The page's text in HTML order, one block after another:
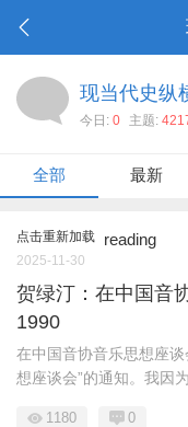
现当代史纵
今日: 0 主题:
全部 最新
点击重新加载 reading
2025-11-30
贺绿汀：在中国音
1990
在中国音协音乐思想座
想座谈会”的通知。我因为
1180 0